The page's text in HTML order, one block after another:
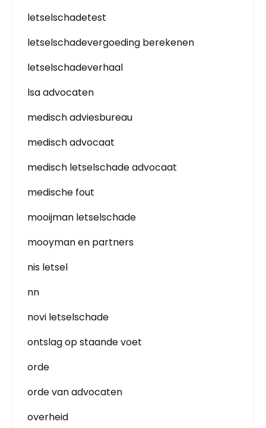
letselschadetest
letselschadevergoeding berekenen
letselschadeverhaal
lsa advocaten
medisch adviesbureau
medisch advocaat
medisch letselschade advocaat
medische fout
mooijman letselschade
mooyman en partners
nis letsel
nn
novi letselschade
ontslag op staande voet
orde
orde van advocaten
overheid